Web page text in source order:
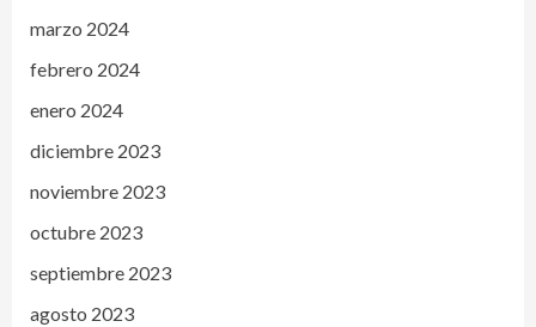
marzo 2024
febrero 2024
enero 2024
diciembre 2023
noviembre 2023
octubre 2023
septiembre 2023
agosto 2023